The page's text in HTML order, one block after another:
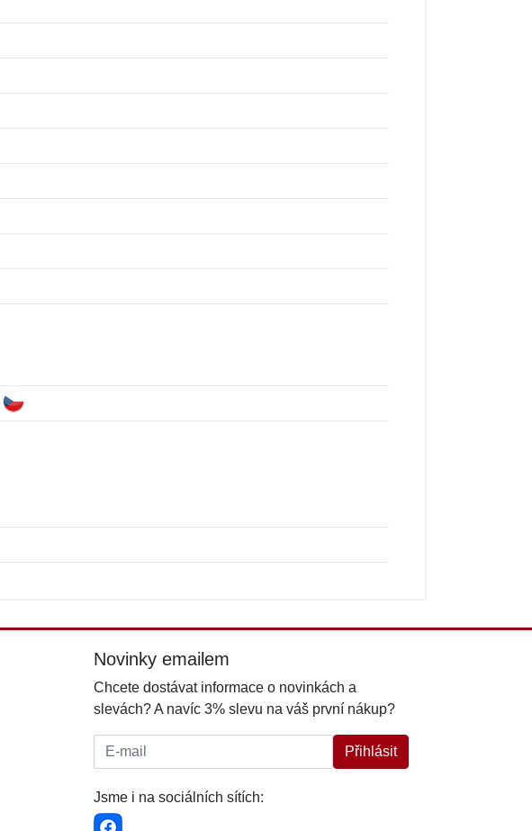
Novinky emailem
Chcete dostávat informace o novinkách a
slevách? A navíc 3% slevu na váš první nákup?
E-mail: Přihlásit
Jsme i na sociálních sítích: